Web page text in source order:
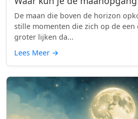
De maan die boven de horizon
stille momenten die zich op de
groter lijken da...
Lees Meer →